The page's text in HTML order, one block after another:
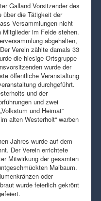
Galland Vorsitzender des
über die Tätigkeit der
Versammlungen nicht
im Felde stehen.
abgehalten,
Verein zählte damals 33
die hiesige Ortsgruppe
wurde der
öffentliche Veranstaltung
durchgeführt.
und der
und zwei
und Heimat“
alten Westerholt“ warben
Jahres wurde auf dem
Der Verein errichtete
Mitwirkung der gesamten
Maibaum.
oder
wurde feierlich gekrönt